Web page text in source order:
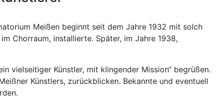
Meißen beginnt seit dem Jahre 1932 mit solch
Chorraum, installierte. Später, im Jahre 1938,
vielseitiger Künstler, mit klingender Mission“ begrüßen.
Künstlers, zurückblicken. Bekannte und eventuell